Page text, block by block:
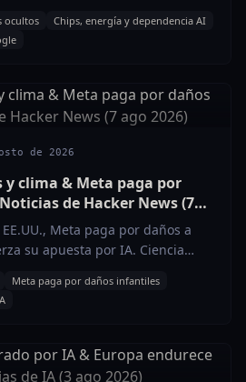
ocultos
Chips, energía y dependencia AI
de 2026
y clima & Meta paga por
de Hacker News (7
Meta paga por daños a
su apuesta por IA. Ciencia
Meta paga por daños infantiles